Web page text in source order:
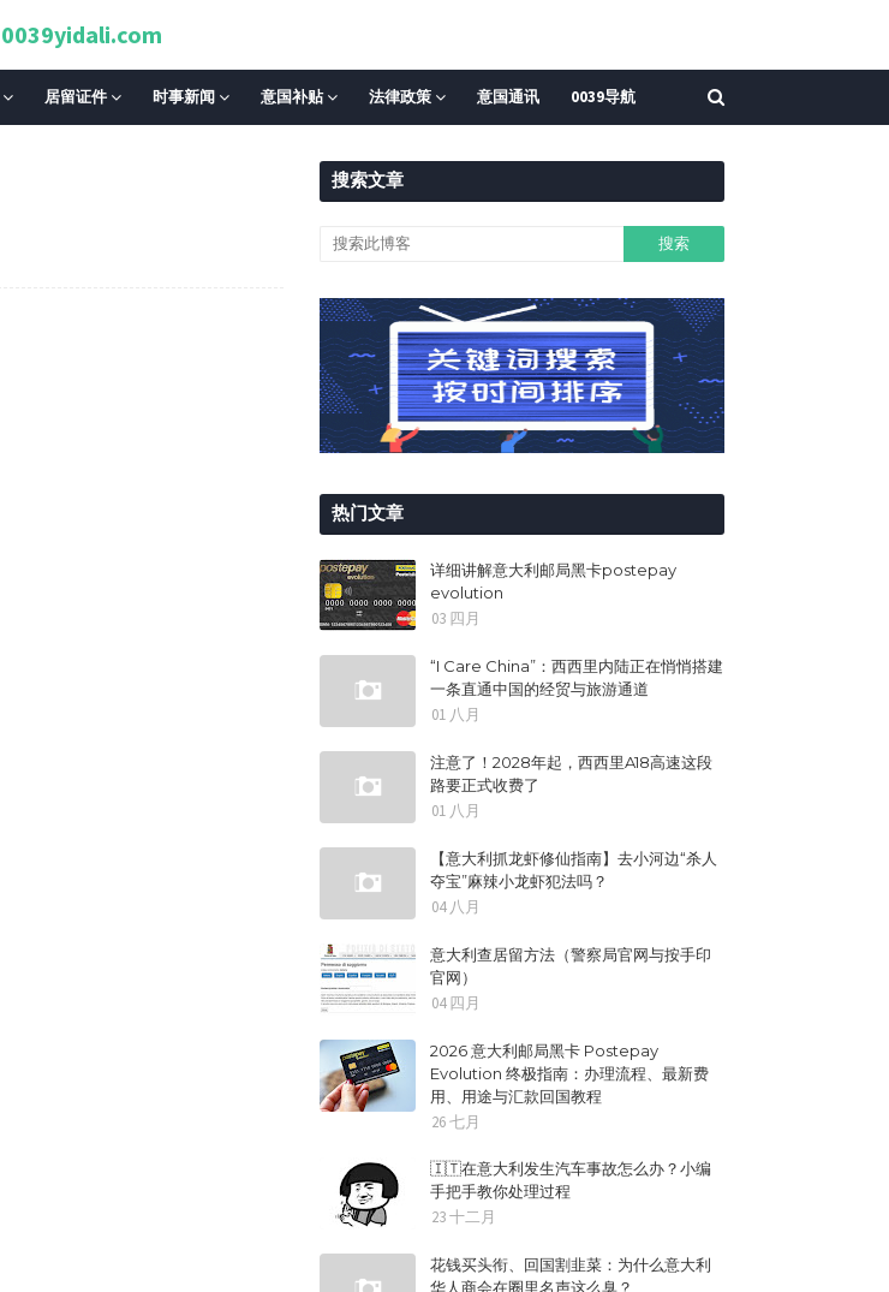
0039yidali.com
居留证件 时事新闻 意国补贴 法律政策 意国通讯 0039导航
搜索文章
热门文章
详细讲解意大利邮局黑卡postepay
evolution
03 四月
“I Care China”：西西里内陆正在悄悄搭建
一条直通中国的经贸与旅游通道
01 八月
注意了！2028年起，西西里A18高速这段
路要正式收费了
01 八月
【意大利抓龙虾修仙指南】去小河边“杀人
夺宝”麻辣小龙虾犯法吗？
04 八月
意大利查居留方法（警察局官网与按手印
官网）
04 四月
2026 意大利邮局黑卡 Postepay
Evolution 终极指南：办理流程、最新费
用、用途与汇款回国教程
26 七月
🇮🇹在意大利发生汽车事故怎么办？小编
手把手教你处理过程
23 十二月
花钱买头衔、回国割韭菜：为什么意大利
华人商会在圈里名声这么臭？